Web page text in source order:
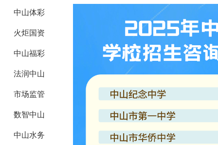
中山体彩
火炬国资
中山福彩
法润中山
市场监管
数智中山
中山水务